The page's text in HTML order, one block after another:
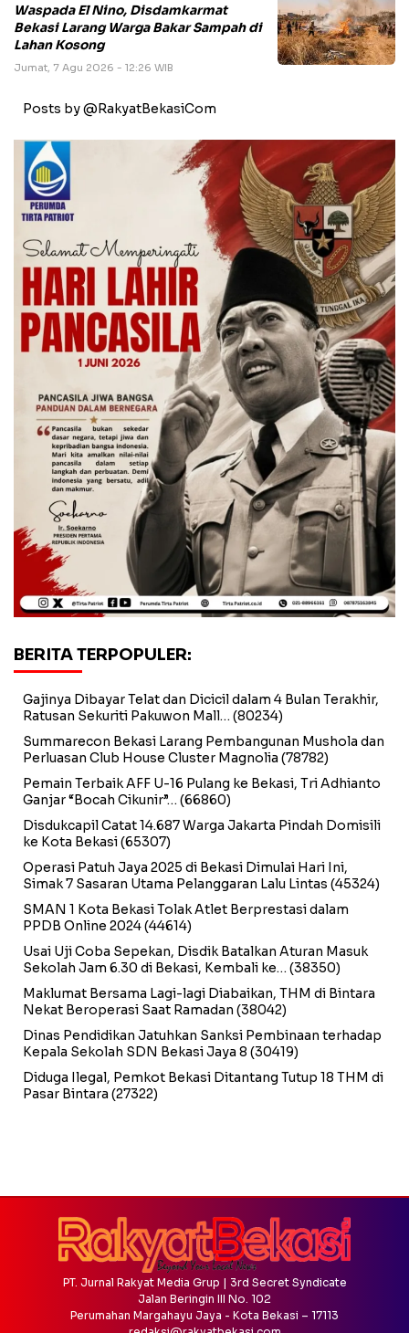
Waspada El Nino, Disdamkarmat
Bekasi Larang Warga Bakar Sampah di
Lahan Kosong
Jumat, 7 Agu 2026 - 12:26 WIB
Posts by @RakyatBekasiCom
BERITA TERPOPULER:
Gajinya Dibayar Telat dan Dicicil dalam 4 Bulan Terakhir,
Ratusan Sekuriti Pakuwon Mall… (80234)
Summarecon Bekasi Larang Pembangunan Mushola dan
Perluasan Club House Cluster Magnolia (78782)
Pemain Terbaik AFF U-16 Pulang ke Bekasi, Tri Adhianto
Ganjar “Bocah Cikunir”… (66860)
Disdukcapil Catat 14.687 Warga Jakarta Pindah Domisili
ke Kota Bekasi(65307)
Operasi Patuh Jaya 2025 di Bekasi Dimulai Hari Ini,
Simak 7 Sasaran Utama Pelanggaran Lalu Lintas (45324)
SMAN 1 Kota Bekasi Tolak Atlet Berprestasi dalam
PPDB Online 2024(44614)
Usai Uji Coba Sepekan, Disdik Batalkan Aturan Masuk
Sekolah Jam 6.30 di Bekasi, Kembali ke… (38350)
Maklumat Bersama Lagi-lagi Diabaikan, THM di Bintara
Nekat Beroperasi Saat Ramadan (38042)
Dinas Pendidikan Jatuhkan Sanksi Pembinaan terhadap
Kepala Sekolah SDN Bekasi Jaya 8 (30419)
Diduga Ilegal, Pemkot Bekasi Ditantang Tutup 18 THM di
Pasar Bintara (27322)
PT. Jurnal Rakyat Media Grup | 3rd Secret Syndicate
Jalan Beringin III No. 102
Perumahan Margahayu Jaya - Kota Bekasi – 17113